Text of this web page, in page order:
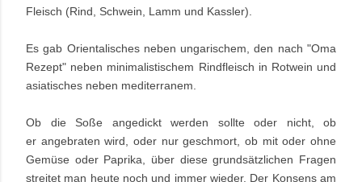
Fleisch (Rind, Schwein, Lamm und Kassler).
Es gab Orientalisches neben ungarischem, den nach "Oma
Rezept" neben minimalistischem Rindfleisch in Rotwein und
asiatisches neben mediterranem.
Ob die Soße angedickt werden sollte oder nicht, ob
er angebraten wird, oder nur geschmort, ob mit oder ohne
Gemüse oder Paprika, über diese grundsätzlichen Fragen
streitet man heute noch und immer wieder. Der Konsens am